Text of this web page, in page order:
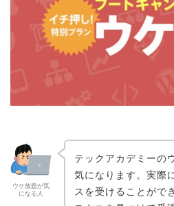
ウケ放題が気
になる人
テックアカデミーの
気になります。実際
スを受けることがで